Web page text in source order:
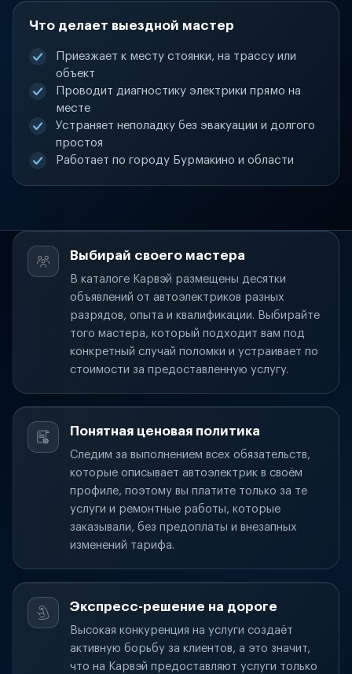
Что делает выездной мастер
Приезжает к месту стоянки, на трассу или
объект
Проводит диагностику электрики прямо на
месте
Устраняет неполадку без эвакуации и долгого
простоя
Работает по городу Бурмакино и области
Выбирай своего мастера
В каталоге Карвэй размещены десятки
объявлений от автоэлектриков разных
разрядов, опыта и квалификации. Выбирайте
того мастера, который подходит вам под
конкретный случай поломки и устраивает по
стоимости за предоставленную услугу.
Понятная ценовая политика
Следим за выполнением всех обязательств,
которые описывает автоэлектрик в своём
профиле, поэтому вы платите только за те
услуги и ремонтные работы, которые
заказывали, без предоплаты и внезапных
изменений тарифа.
Экспресс-решение на дороге
Высокая конкуренция на услуги создаёт
активную борьбу за клиентов, а это значит,
что на Карвэй предоставляют услуги только